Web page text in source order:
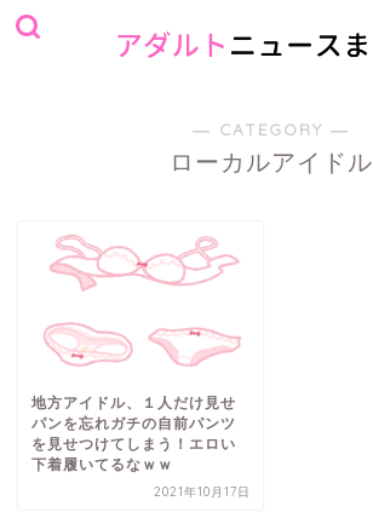
― CATEGORY ―
ローカルアイドル
地方アイドル、１人だけ見せ
パンを忘れガチの自前パンツ
を見せつけてしまう！エロい
下着履いてるなｗｗ
2021年10月17日